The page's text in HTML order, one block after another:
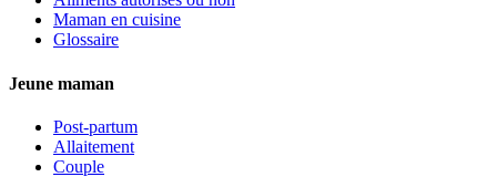
Maman en cuisine
Glossaire
Jeune maman
Post-partum
Allaitement
Couple